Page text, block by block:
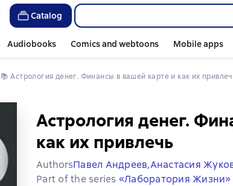
Catalog
Audiobooks Comics and webtoons Mobile apps
📚 Астрология денег. Финансы в вашей карте и как их
Астрология денег.
как их привлечь
AuthorsПавел Андреев,Анастасия
Part of the series «Лаборатория Жизни»